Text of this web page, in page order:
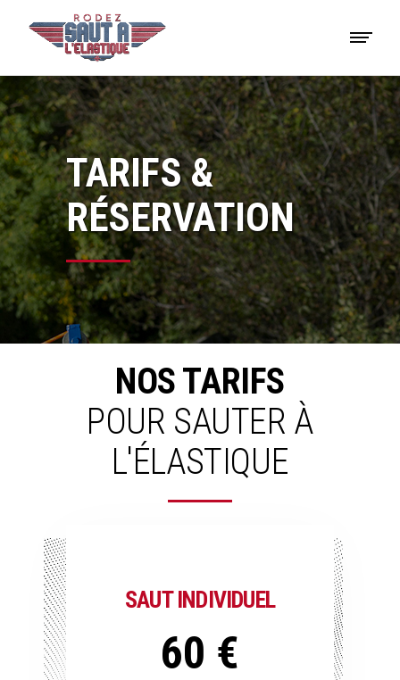
TARIFS &
RÉSERVATION
NOSTARIFS
POUR SAUTER À
L'ÉLASTIQUE
SAUT INDIVIDUEL
60 €